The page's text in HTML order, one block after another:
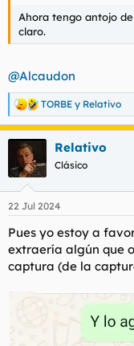
Ahora tengo antojo
claro.
@Alcaudon
R
e
a
c
i
e
:
TORBE y Relativo
Relativo
Clásico
22 Jul 2024
Pues yo estoy a
extraería algún que
captura (de la